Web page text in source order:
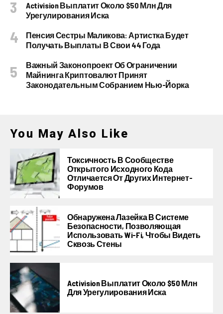
Activision Выплатит Около $50 Млн Для
Урегулирования Иска
Пенсия Сестры Маликова: Артистка Будет
Получать Выплаты В Свои 44 Года
Важный Законопроект Об Ограничении
Майнинга Криптовалют Принят
Законодательным Собранием Нью-Йорка
You May Also Like
Токсичность В Сообществе
Открытого Исходного Кода
Отличается От Других Интернет-
Форумов
Обнаружена Лазейка В Системе
Безопасности, Позволяющая
Использовать Wi-Fi, Чтобы Видеть
Сквозь Стены
Activision Выплатит Около $50 Млн
Для Урегулирования Иска